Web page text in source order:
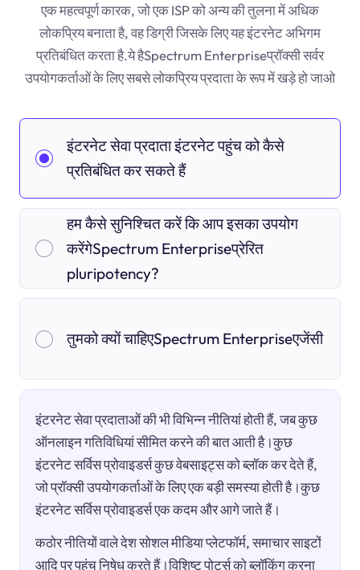
एक महत्वपूर्ण कारक, जो एक ISP को अन्य की तुलना में अधिक
लोकप्रिय बनाता है, वह डिग्री जिसके लिए यह इंटरनेट अभिगम
प्रतिबंधित करता है.ये हैSpectrum Enterpriseप्रॉक्सी सर्वर
उपयोगकर्ताओं के लिए सबसे लोकप्रिय प्रदाता के रूप में खड़े हो जाओ
इंटरनेट सेवा प्रदाता इंटरनेट पहुंच को कैसे
प्रतिबंधित कर सकते हैं
हम कैसे सुनिश्चित करें कि आप इसका उपयोग
करेंगेSpectrum Enterpriseप्रेरित
pluripotency?
तुमको क्यों चाहिएSpectrum Enterpriseएजेंसी
इंटरनेट सेवा प्रदाताओं की भी विभिन्न नीतियां होती हैं, जब कुछ
ऑनलाइन गतिविधियां सीमित करने की बात आती है।कुछ
इंटरनेट सर्विस प्रोवाइडर्स कुछ वेबसाइट्स को ब्लॉक कर देते हैं,
जो प्रॉक्सी उपयोगकर्ताओं के लिए एक बड़ी समस्या होती है।कुछ
इंटरनेट सर्विस प्रोवाइडर्स एक कदम और आगे जाते हैं।
कठोर नीतियों वाले देश सोशल मीडिया प्लेटफॉर्म, समाचार साइटों
आदि पर पहुंच निषेध करते हैं।विशिष्ट पोर्ट्स को ब्लॉकिंग करना